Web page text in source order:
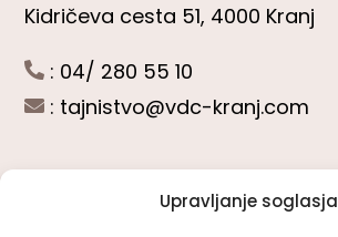
Upravljanje soglasja
Kidričeva cesta 51, 4000 Kranj
: 04/ 280 55 10
: tajnistvo@vdc-kranj.com